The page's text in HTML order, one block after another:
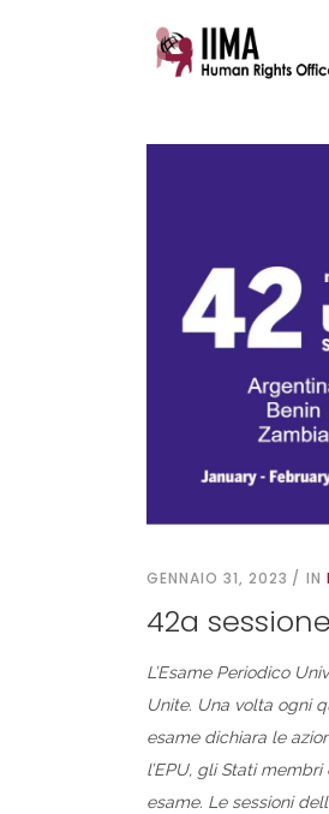
GENNAIO 31, 2023 IN
42a
L’Esame Periodico
Unite. Una volta ogni
esame dichiara le
l’EPU, gli Stati
esame. Le sessioni